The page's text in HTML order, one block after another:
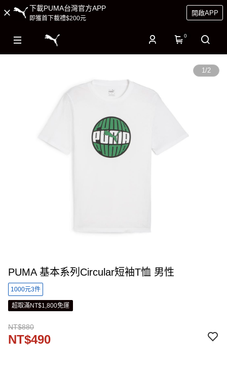
下載PUMA台灣官方APP
即獲首下載禮$200元
開啟APP
0
1/2
PUMA 基本系列Circular短袖T恤 男性
1000元3件
超取滿NT$1,800免運
NT$880
NT$490